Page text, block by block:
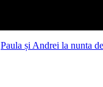
Paula și Andrei la nunta